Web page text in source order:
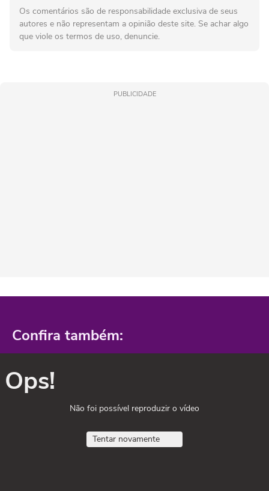
Os comentários são de responsabilidade exclusiva de seus
autores e não representam a opinião deste site. Se achar algo
que viole os termos de uso, denuncie.
PUBLICIDADE
Confira também:
Ops!
Não foi possível reproduzir o vídeo
Tentar novamente